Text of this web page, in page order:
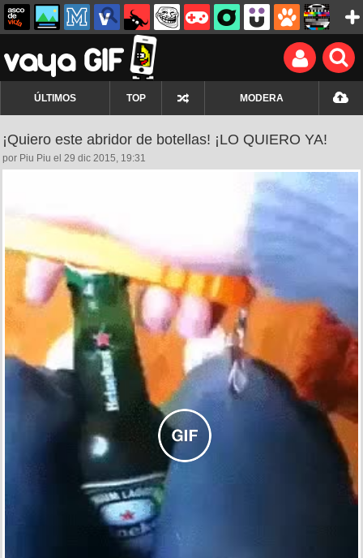
ÚLTIMOS TOP MODERA
¡Quiero este abridor de botellas! ¡LO QUIERO YA!
por Piu Piu el 29 dic 2015, 19:31